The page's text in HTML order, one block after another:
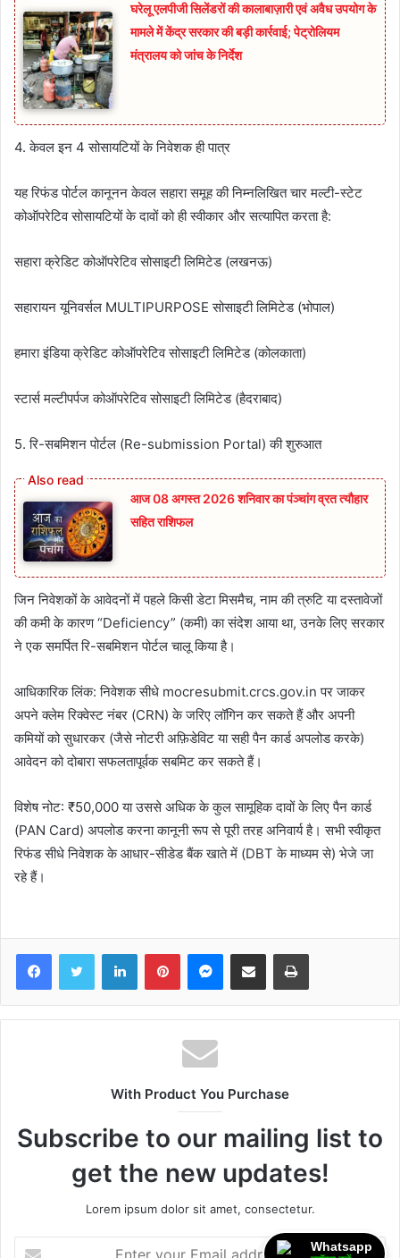
घरेलू एलपीजी सिलेंडरों की कालाबाज़ारी एवं अवैध उपयोग के
मामले में केंद्र सरकार की बड़ी कार्रवाई; पेट्रोलियम
मंत्रालय को जांच के निर्देश
4. केवल इन 4 सोसायटियों के निवेशक ही पात्र
यह रिफंड पोर्टल कानूनन केवल सहारा समूह की निम्नलिखित चार मल्टी-स्टेट
कोऑपरेटिव सोसायटियों के दावों को ही स्वीकार और सत्यापित करता है:
सहारा क्रेडिट कोऑपरेटिव सोसाइटी लिमिटेड (लखनऊ)
सहारायन यूनिवर्सल MULTIPURPOSE सोसाइटी लिमिटेड (भोपाल)
हमारा इंडिया क्रेडिट कोऑपरेटिव सोसाइटी लिमिटेड (कोलकाता)
स्टार्स मल्टीपर्पज कोऑपरेटिव सोसाइटी लिमिटेड (हैदराबाद)
5. रि-सबमिशन पोर्टल (Re-submission Portal) की शुरुआत
आज 08 अगस्त 2026‌ शनिवार का पंञ्चांग व्रत त्यौहार
सहित राशिफल
जिन निवेशकों के आवेदनों में पहले किसी डेटा मिसमैच, नाम की त्रुटि या दस्तावेजों
की कमी के कारण “Deficiency” (कमी) का संदेश आया था, उनके लिए सरकार
ने एक समर्पित रि-सबमिशन पोर्टल चालू किया है।
आधिकारिक लिंक: निवेशक सीधे mocresubmit.crcs.gov.in पर जाकर
अपने क्लेम रिक्वेस्ट नंबर (CRN) के जरिए लॉगिन कर सकते हैं और अपनी
कमियों को सुधारकर (जैसे नोटरी अफ़िडेविट या सही पैन कार्ड अपलोड करके)
आवेदन को दोबारा सफलतापूर्वक सबमिट कर सकते हैं।
विशेष नोट: ₹50,000 या उससे अधिक के कुल सामूहिक दावों के लिए पैन कार्ड
(PAN Card) अपलोड करना कानूनी रूप से पूरी तरह अनिवार्य है। सभी स्वीकृत
रिफंड सीधे निवेशक के आधार-सीडेड बैंक खाते में (DBT के माध्यम से) भेजे जा
रहे हैं।
FacebookTwitter LinkedInPinterestMessenger
Share via Email Print
With Product You Purchase
Subscribe to our mailing list to
get the new updates!
Lorem ipsum dolor sit amet, consectetur.
Whatsapp